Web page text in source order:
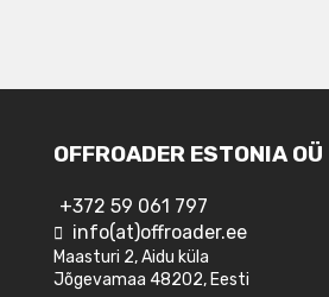
OFFROADER ESTONIA OÜ
+372 59 061 797
info(at)offroader.ee
Maasturi 2, Aidu küla
Jõgevamaa 48202, Eesti